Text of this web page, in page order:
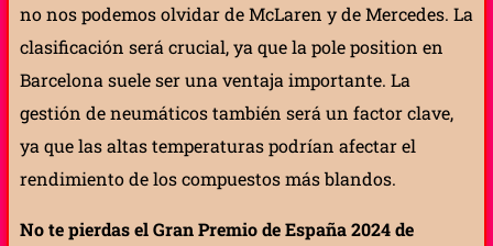
no nos podemos olvidar de McLaren y de Mercedes. La
clasificación será crucial, ya que la pole position en
Barcelona suele ser una ventaja importante. La
gestión de neumáticos también será un factor clave,
ya que las altas temperaturas podrían afectar el
rendimiento de los compuestos más blandos.
No te pierdas el Gran Premio de España 2024 de